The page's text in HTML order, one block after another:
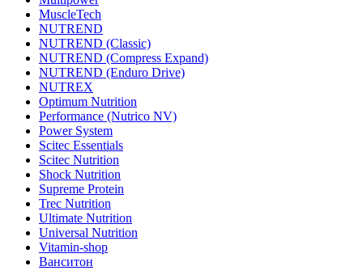
MuscleTech
NUTREND
NUTREND (Classic)
NUTREND (Compress Expand)
NUTREND (Enduro Drive)
NUTREX
Optimum Nutrition
Performance (Nutrico NV)
Power System
Scitec Essentials
Scitec Nutrition
Shock Nutrition
Supreme Protein
Trec Nutrition
Ultimate Nutrition
Universal Nutrition
Vitamin-shop
Ванситон